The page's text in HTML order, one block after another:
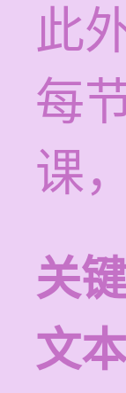
此
每
课
关
文